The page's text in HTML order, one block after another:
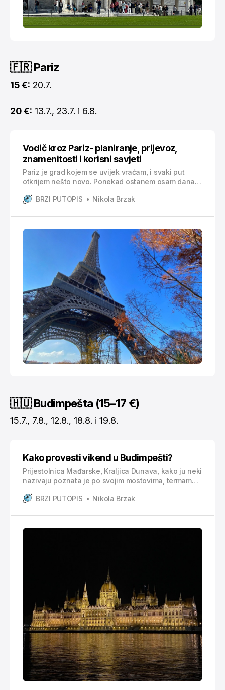
🇫🇷 Pariz
15 €: 20.7.
20 €: 13.7., 23.7. i 6.8.
Vodič kroz Pariz- planiranje, prijevoz,
znamenitosti i korisni savjeti
Pariz je grad kojem se uvijek vraćam, i svaki put
otkrijem nešto novo. Ponekad ostanem osam dana,
posjeta jest da je za Pariz potrebno barem pet punih
želite i Disneyland, onda ubacite još
BRZI PUTOPIS Nikola Brzak
🇭🇺 Budimpešta (15–17 €)
15.7., 7.8., 12.8., 18.8. i 19.8.
Kako provesti vikend u Budimpešti?
Prijestolnica Mađarske, Kraljica Dunava, kako ju neki
nazivaju poznata je po svojim mostovima, termama,
što se i vidi na raznim građevinama i
dvorca ili pak Trga Heroja. Tu je i, kako se Mađari
vole pohvaliti, najstariji metro izgrađen na
BRZI PUTOPIS Nikola Brzak